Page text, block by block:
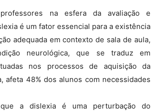
na esfera da avaliação e
é um fator essencial para a existência
adequada em contexto de sala de aula,
neurológica, que se traduz em
nos processos de aquisição da
afeta 48% dos alunos com necessidades
a dislexia é uma perturbação do